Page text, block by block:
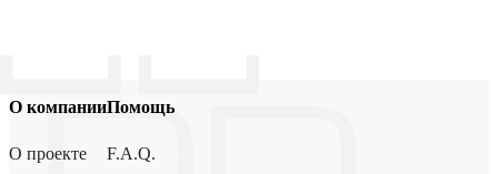
О компании
О проекте
Помощь
F.A.Q.